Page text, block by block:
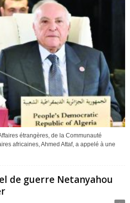
étrangères, de la Communauté
africaines, Ahmed Attaf, a appelé à une
de guerre Netanyahou